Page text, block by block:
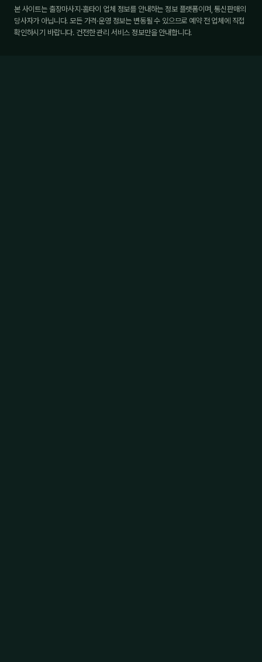
본 사이트는 출장마사지·홈타이 업체 정보를 안내하는 정보 플랫폼이며, 통신판매의
당사자가 아닙니다. 모든 가격·운영 정보는 변동될 수 있으므로 예약 전 업체에 직접
확인하시기 바랍니다. 건전한 관리 서비스 정보만을 안내합니다.